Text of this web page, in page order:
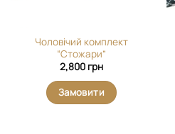
Чоловічий комплект
“Стожари”
2,800 грн
Замовити